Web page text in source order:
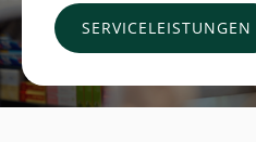
SERVICELEISTUNGEN